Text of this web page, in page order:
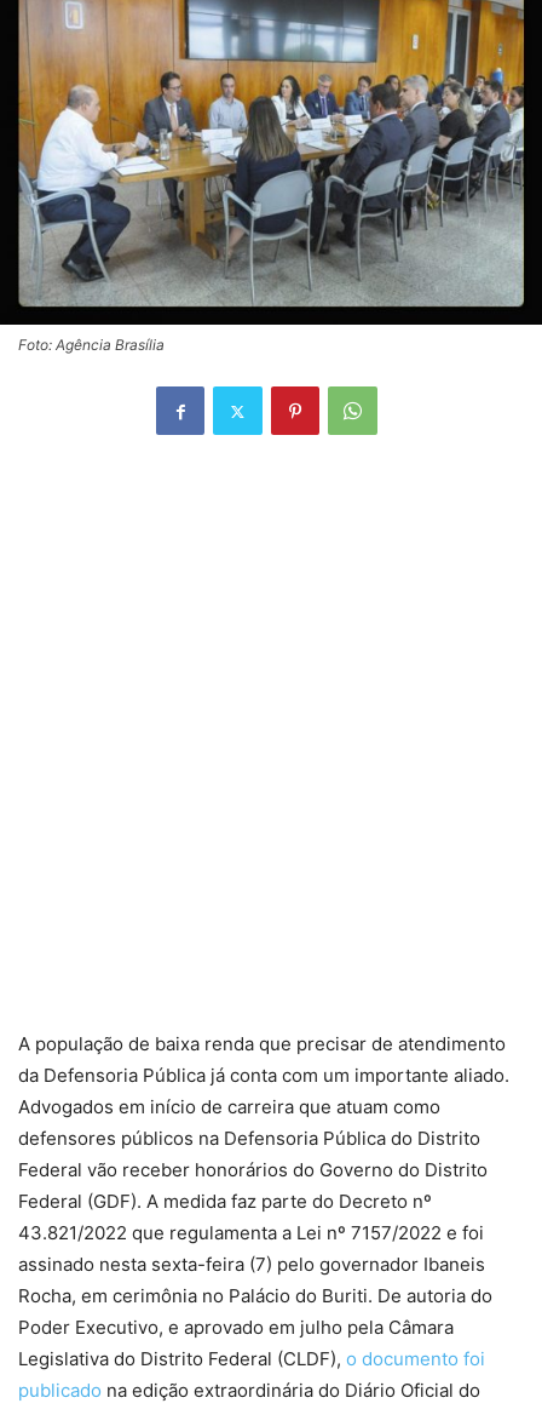
Foto: Agência Brasília
A população de baixa renda que precisar de atendimento
da Defensoria Pública já conta com um importante aliado.
Advogados em início de carreira que atuam como
defensores públicos na Defensoria Pública do Distrito
Federal vão receber honorários do Governo do Distrito
Federal (GDF). A medida faz parte do Decreto nº
43.821/2022 que regulamenta a Lei nº 7157/2022 e foi
assinado nesta sexta-feira (7) pelo governador Ibaneis
Rocha, em cerimônia no Palácio do Buriti. De autoria do
Poder Executivo, e aprovado em julho pela Câmara
Legislativa do Distrito Federal (CLDF), o documento foi
publicado na edição extraordinária do Diário Oficial do